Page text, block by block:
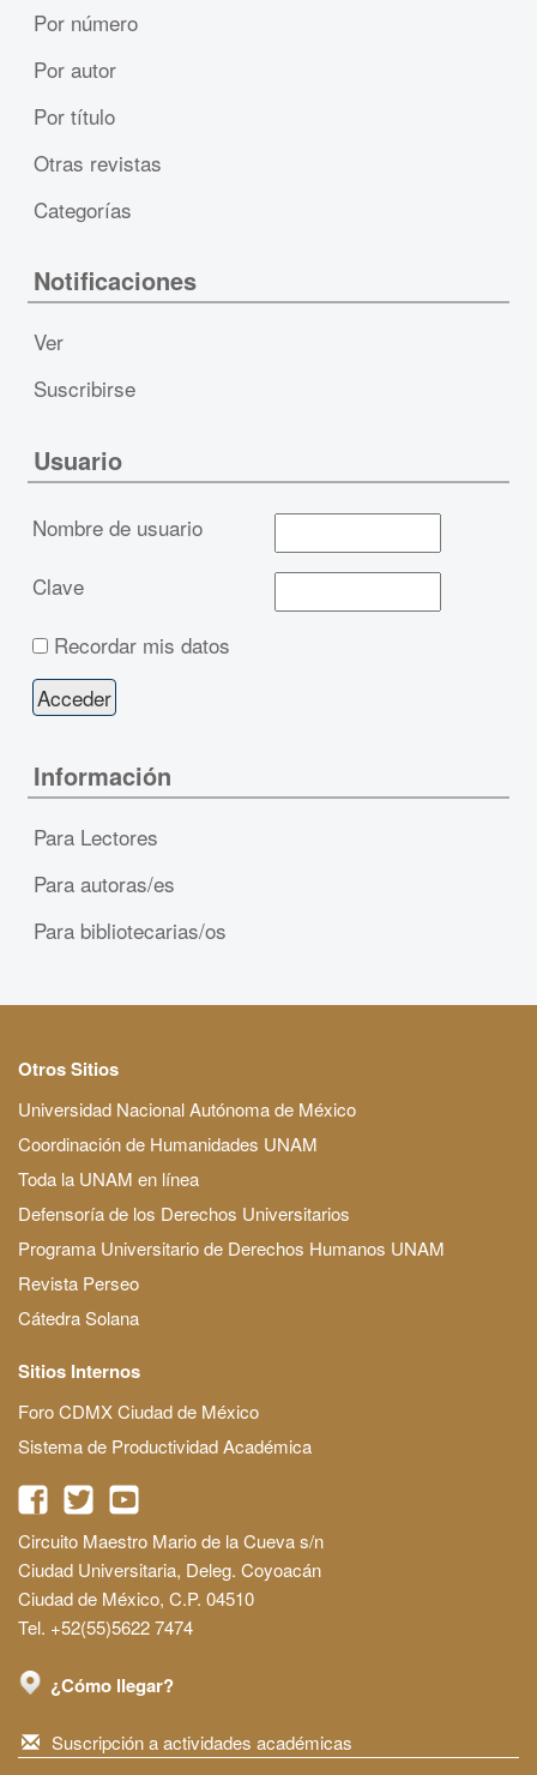
Por número
Por autor
Por título
Otras revistas
Categorías
Notificaciones
Ver
Suscribirse
Usuario
Nombre de usuario
Clave
Recordar mis datos
Información
Para Lectores
Para autoras/es
Para bibliotecarias/os
Otros Sitios
Universidad Nacional Autónoma de México
Coordinación de Humanidades UNAM
Toda la UNAM en línea
Defensoría de los Derechos Universitarios
Programa Universitario de Derechos Humanos UNAM
Revista Perseo
Cátedra Solana
Sitios Internos
Foro CDMX Ciudad de México
Sistema de Productividad Académica
Circuito Maestro Mario de la Cueva s/n
Ciudad Universitaria, Deleg. Coyoacán
Ciudad de México, C.P. 04510
Tel. +52(55)5622 7474
¿Cómo llegar?
Suscripción a actividades académicas